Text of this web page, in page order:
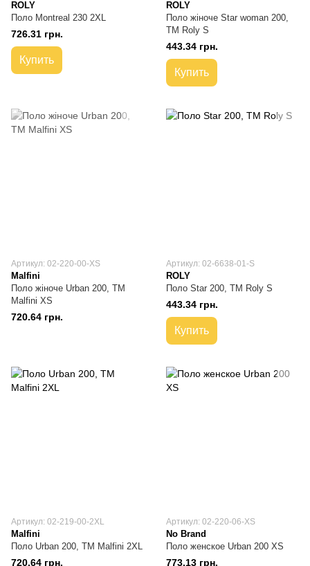
ROLY
Поло Montreal 230 2XL
726.31 грн.
Купить
ROLY
Поло жіноче Star woman 200,
TM Roly S
443.34 грн.
Купить
Артикул: 02-220-00-XS
Malfini
Поло жіноче Urban 200, TM
Malfini XS
720.64 грн.
Артикул: 02-6638-01-S
ROLY
Поло Star 200, TM Roly S
443.34 грн.
Купить
Артикул: 02-219-00-2XL
Malfini
Поло Urban 200, TM Malfini 2XL
720.64 грн.
Артикул: 02-220-06-XS
No Brand
Поло женское Urban 200 XS
773.13 грн.